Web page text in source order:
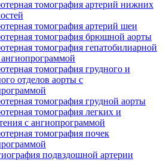
томография артерий нижних
томография артерий шеи
томография брюшной аорты
томография гепатобилиарной
томография грудного и
отделов аорты с
томография грудной аорты
томография легких и
с ангиопрограммой
томография почек
подвздошной артерии